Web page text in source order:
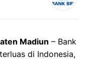
Madiun – Bank
di Indonesia,